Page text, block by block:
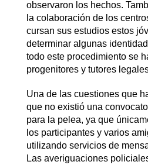
observaron los hechos.
la colaboración de los
cursan sus estudios estos
determinar algunas
todo este procedimiento se
progenitores y tutores
Una de las cuestiones que
que no existió una
para la pelea, ya que
los participantes y varios
utilizando servicios de
Las averiguaciones